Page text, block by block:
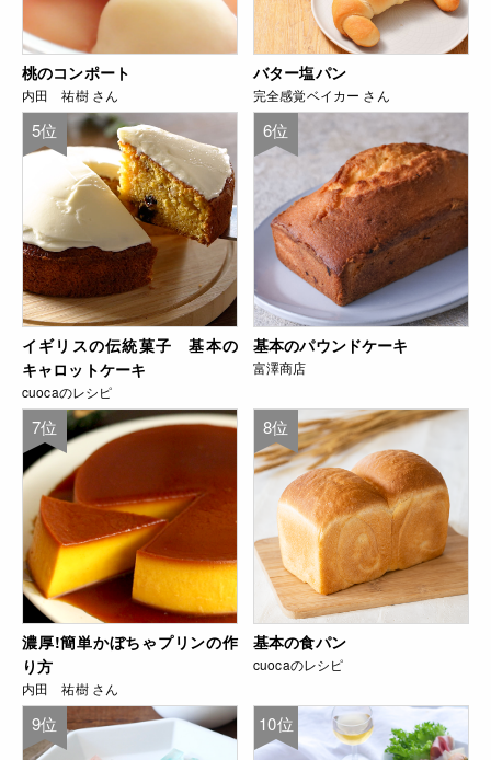
桃のコンポート
内田 祐樹 さん
バター塩パン
完全感覚ベイカー さん
5位
イギリスの伝統菓子 基本の
キャロットケーキ
cuocaのレシピ
6位
基本のパウンドケーキ
富澤商店
7位
濃厚!簡単かぼちゃプリンの作
り方
内田 祐樹 さん
8位
基本の食パン
cuocaのレシピ
9位 10位